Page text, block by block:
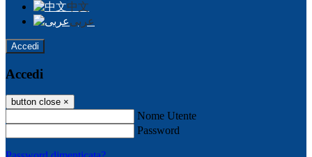
中文
عربى
Accedi
Accedi
button close ×
Nome Utente
Password